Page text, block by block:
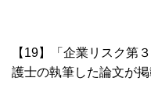
【19】「企業リスク第
護士の執筆した論文が掲